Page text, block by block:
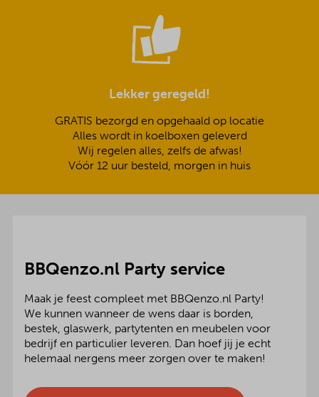
Lekker geregeld!
GRATIS bezorgd en opgehaald op locatie
Alles wordt in koelboxen geleverd
Wij regelen alles, zelfs de afwas!
Vóór 12 uur besteld, morgen in huis
BBQenzo.nl Party service
Maak je feest compleet met BBQenzo.nl Party!
We kunnen wanneer de wens daar is borden,
bestek, glaswerk, partytenten en meubelen voor
bedrijf en particulier leveren. Dan hoef jij je echt
helemaal nergens meer zorgen over te maken!